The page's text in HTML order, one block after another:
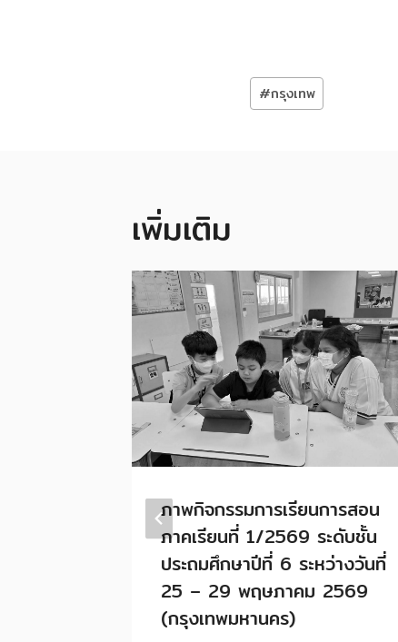
Post
Tags:
#กรุงเทพ
เพิ่มเติม
ภาพกิจกรรมการเรียนการสอน
ภาคเรียนที่ 1/2569 ระดับชั้น
ประถมศึกษาปีที่ 6 ระหว่างวันที่
25 – 29 พฤษภาคม 2569
(กรุงเทพมหานคร)